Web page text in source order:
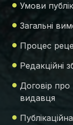
Умови
Загальні
Процес
Редакційні
Договір
видавця